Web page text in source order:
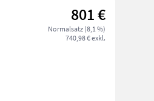
801 €
Normalsatz (8,1 %)
740,98 € exkl.